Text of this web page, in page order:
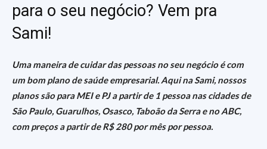
para o seu negócio? Vem pra
Sami!
Uma maneira de cuidar das pessoas no seu negócio é com
um bom plano de saúde empresarial. Aqui na Sami, nossos
planos são para MEI e PJ a partir de 1 pessoa nas cidades de
São Paulo, Guarulhos, Osasco, Taboão da Serra e no ABC,
com preços a partir de R$ 280 por mês por pessoa.